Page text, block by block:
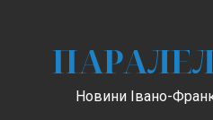
Новини Івано-